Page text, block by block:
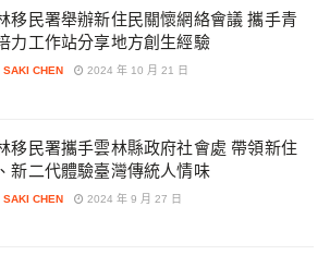
移民署舉辦新住民關懷網絡會議 攜手青
力工作站分享地方創生經驗
SAKI CHEN 2024 年 10 月 21 日
移民署攜手雲林縣政府社會處 帶領新住
新二代體驗臺灣傳統人情味
SAKI CHEN 2024 年 9 月 27 日